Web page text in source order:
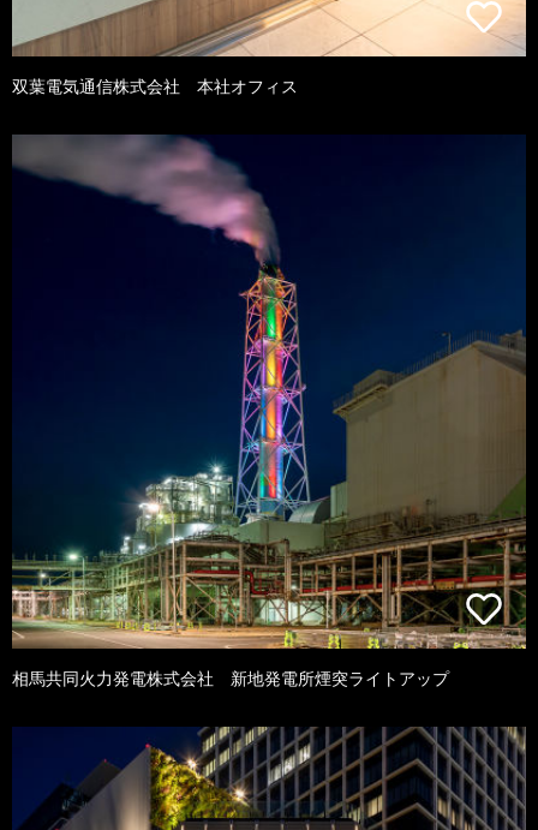
双葉電気通信株式会社 本社オフィス
相馬共同火力発電株式会社 新地発電所煙突ライトアップ